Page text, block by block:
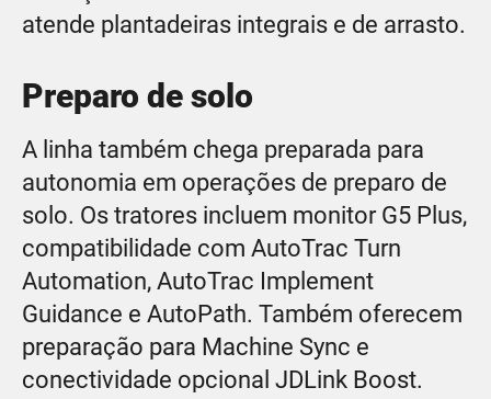
atende plantadeiras integrais e de arrasto.
Preparo de solo
A linha também chega preparada para
autonomia em operações de preparo de
solo. Os tratores incluem monitor G5 Plus,
compatibilidade com AutoTrac Turn
Automation, AutoTrac Implement
Guidance e AutoPath. Também oferecem
preparação para Machine Sync e
conectividade opcional JDLink Boost.